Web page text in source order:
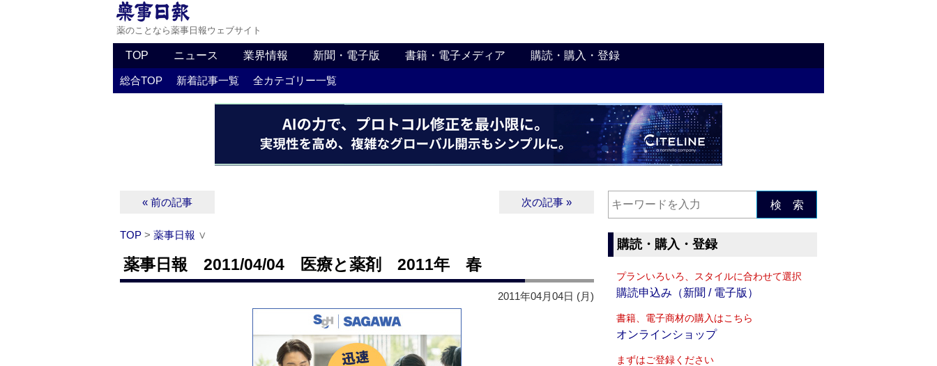
薬のことなら薬事日報ウェブサイト
TOP ニュース 業界情報 新聞・電子版 書籍・電子メディア 購読・購入・登録
総合TOP 新着記事一覧 全カテゴリー一覧
« 前の記事 次の記事 »
TOP > 薬事日報 ∨
薬事日報 2011/04/04 医療と薬剤 2011年 春
2011年04月04日 (月)
検 索
購読・購入・登録
プランいろいろ、スタイルに合わせて選択
購読申込み（新聞 / 電子版）
書籍、電子商材の購入はこちら
オンラインショップ
まずはご登録ください